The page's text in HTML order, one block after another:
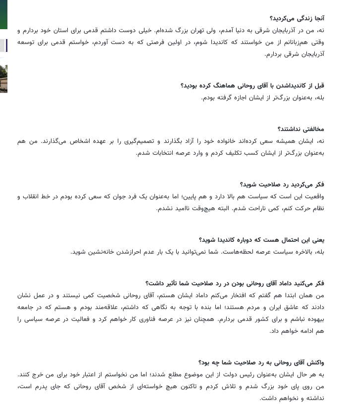
‌آنجا زندگی می‌کردید؟
نه، من در آذربایجان شرقی به دنیا آمدم، ولی تهران بزرگ شده‌ام. خیلی دوست داشتم قدمی برای استان خود بردارم و
وقتی هم‌زبانانم از من خواستند که کاندیدا شوم، در اولین فرصتی که به دست آوردم، خواستم قدمی برای توسعه
آذربایجان شرقی بردارم.
‌قبل از کاندیداشدن با آقای روحانی هماهنگ کرده بودید؟
بله، به‌عنوان بزرگ‌تر از ایشان اجازه گرفته بودم.
‌مخالفتی نداشتند؟
نه، ایشان همیشه سعی کرده‌اند خانواده خود را آزاد بگذارند و تصمیم‌گیری را بر عهده اشخاص می‌گذارند. من هم
به‌عنوان بزرگ‌تر از ایشان کسب تکلیف کردم و وارد عرصه انتخابات شدم.
‌فکر می‌کردید رد صلاحیت شوید؟
واقعیت این است که سیاست هم بالا دارد و هم پایین؛ اما به‌عنوان یک فرد جوان که سعی کرده بودم در خط انقلاب و
نظام حرکت کنم، کمی ناراحت شدم. البته هیچ‌وقت ناامید نشدم.
‌یعنی این احتمال هست که دوباره کاندیدا شوید؟
بله، بالاخره سیاست عرصه لحظه‌هاست. شما نمی‌توانید با یک بار عدم احرازشدن خانه‌نشین شوید.
‌فکر می‌کنید داماد آقای روحانی بودن در رد صلاحیت شما تأثیر داشت؟
من همان ابتدا هم گفتم که افتخار می‌کنم داماد ایشان هستم، آقای روحانی شخصیت کمی نیستند و در عمل نشان
دادند که عاشق ایران و مردم هستند؛ اما بنده با توجه به نگاهی که داشتم، علاقه‌مند بودم و هستم که در جامعه
بیهوده نباشم و برای کشور قدمی بردارم. همچنان نیز در عرصه فناوری کار خواهم کرد و فعالیت در عرصه سیاسی را
هم ادامه خواهم داد.
‌واکنش آقای روحانی به رد صلاحیت شما چه بود؟
به هر حال ایشان به‌عنوان رئیس دولت از این موضوع مطلع شدند؛ اما من نخواستم از اعتبار خود برای من خرج کنند.
من روی پای خود بزرگ شدم و تلاش کردم و تاکنون هیچ خواسته‌ای از شخص آقای روحانی که جای پدرم است،
نداشته و نخواهم داشت.